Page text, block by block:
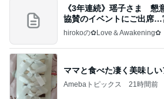
《3年連続》瑶子さま 懇
協賛のイベントにご出席…
すぎ
hirokoの✿Love＆Awakening✿
ママと食べた凄く美味しい
Amebaトピックス 21時間前